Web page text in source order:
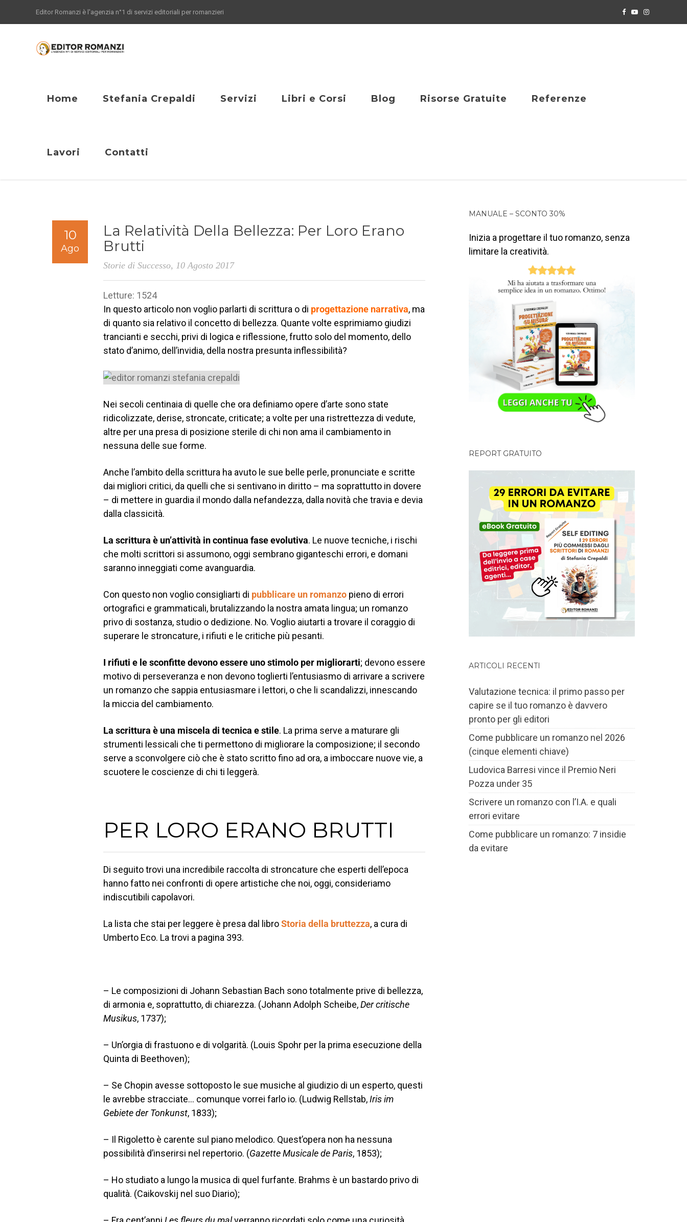
Editor Romanzi è l'agenzia n°1 di servizi editoriali per romanzieri
Home Stefania Crepaldi Servizi Libri e Corsi Blog Risorse Gratuite Referenze
Lavori Contatti
10
Ago
La Relatività Della Bellezza: Per Loro Erano
Brutti
Storie di Successo, 10 Agosto 2017
Letture: 1524
In questo articolo non voglio parlarti di scrittura o di progettazione narrativa, ma
di quanto sia relativo il concetto di bellezza. Quante volte esprimiamo giudizi
trancianti e secchi, privi di logica e riflessione, frutto solo del momento, dello
stato d’animo, dell’invidia, della nostra presunta inflessibilità?
Nei secoli centinaia di quelle che ora definiamo opere d’arte sono state
ridicolizzate, derise, stroncate, criticate; a volte per una ristrettezza di vedute,
altre per una presa di posizione sterile di chi non ama il cambiamento in
nessuna delle sue forme.
Anche l’ambito della scrittura ha avuto le sue belle perle, pronunciate e scritte
dai migliori critici, da quelli che si sentivano in diritto – ma soprattutto in dovere
– di mettere in guardia il mondo dalla nefandezza, dalla novità che travia e devia
dalla classicità.
La scrittura è un’attività in continua fase evolutiva. Le nuove tecniche, i rischi
che molti scrittori si assumono, oggi sembrano giganteschi errori, e domani
saranno inneggiati come avanguardia.
Con questo non voglio consigliarti di pubblicare un romanzo pieno di errori
ortografici e grammaticali, brutalizzando la nostra amata lingua; un romanzo
privo di sostanza, studio o dedizione. No. Voglio aiutarti a trovare il coraggio di
superare le stroncature, i rifiuti e le critiche più pesanti.
I rifiuti e le sconfitte devono essere uno stimolo per migliorarti; devono essere
motivo di perseveranza e non devono toglierti l’entusiasmo di arrivare a scrivere
un romanzo che sappia entusiasmare i lettori, o che li scandalizzi, innescando
la miccia del cambiamento.
La scrittura è una miscela di tecnica e stile. La prima serve a maturare gli
strumenti lessicali che ti permettono di migliorare la composizione; il secondo
serve a sconvolgere ciò che è stato scritto fino ad ora, a imboccare nuove vie, a
scuotere le coscienze di chi ti leggerà.
PER LORO ERANO BRUTTI
Di seguito trovi una incredibile raccolta di stroncature che esperti dell’epoca
hanno fatto nei confronti di opere artistiche che noi, oggi, consideriamo
indiscutibili capolavori.
La lista che stai per leggere è presa dal libroStoria della bruttezza, a cura di
Umberto Eco. La trovi a pagina 393.
– Le composizioni di Johann Sebastian Bach sono totalmente prive di bellezza,
di armonia e, soprattutto, di chiarezza. (Johann Adolph Scheibe,Der critische
Musikus, 1737);
– Un’orgia di frastuono e di volgarità. (Louis Spohr per la prima esecuzione della
Quinta di Beethoven);
– Se Chopin avesse sottoposto le sue musiche al giudizio di un esperto, questi
le avrebbe stracciate… comunque vorrei farlo io. (Ludwig Rellstab,Iris im
Gebiete der Tonkunst, 1833);
– Il Rigoletto è carente sul piano melodico. Quest’opera non ha nessuna
possibilità d’inserirsi nel repertorio. (Gazette Musicale de Paris, 1853);
– Ho studiato a lungo la musica di quel furfante. Brahms è un bastardo privo di
qualità. (Caikovskij nel suo Diario);
MANUALE – SCONTO 30%
Inizia a progettare il tuo romanzo, senza
limitare la creatività.
REPORT GRATUITO
ARTICOLI RECENTI
Valutazione tecnica: il primo passo per
capire se il tuo romanzo è davvero
pronto per gli editori
Come pubblicare un romanzo nel 2026
(cinque elementi chiave)
Ludovica Barresi vince il Premio Neri
Pozza under 35
Scrivere un romanzo con l’I.A. e quali
errori evitare
Come pubblicare un romanzo: 7 insidie
da evitare